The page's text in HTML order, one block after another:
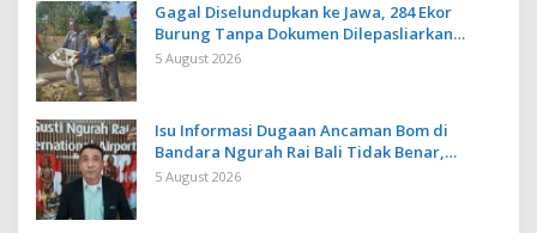
Gagal Diselundupkan ke Jawa, 284 Ekor
Burung Tanpa Dokumen Dilepasliarkan
Cegah Ancaman Penyakit
5 August 2026
Isu Informasi Dugaan Ancaman Bom di
Bandara Ngurah Rai Bali Tidak Benar,
Operasional Penerbangan Lancar
5 August 2026